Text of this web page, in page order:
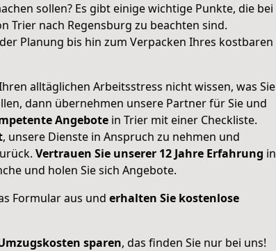
sollen? Es gibt einige wichtige Punkte, die bei
Trier nach Regensburg zu beachten sind.
Planung bis hin zum Verpacken Ihres kostbaren
alltäglichen Arbeitsstress nicht wissen, was Sie
dann übernehmen unsere Partner für Sie und
Angebote in Trier mit einer Checkliste.
, unsere Dienste in Anspruch zu nehmen und
Vertrauen Sie unserer 12 Jahre Erfahrung in
und holen Sie sich Angebote.
Formular aus und erhalten Sie kostenlose
sparen, das finden Sie nur bei uns!